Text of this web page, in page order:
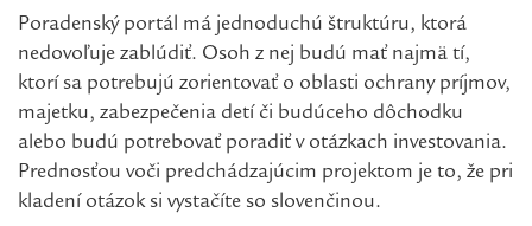
Poradenský portál má jednoduchú štruktúru, ktorá
nedovoľuje zablúdiť. Osoh z nej budú mať najmä tí,
ktorí sa potrebujú zorientovať o oblasti ochrany príjmov,
majetku, zabezpečenia detí či budúceho dôchodku
alebo budú potrebovať poradiť v otázkach investovania.
Prednosťou voči predchádzajúcim projektom je to, že pri
kladení otázok si vystačíte so slovenčinou.